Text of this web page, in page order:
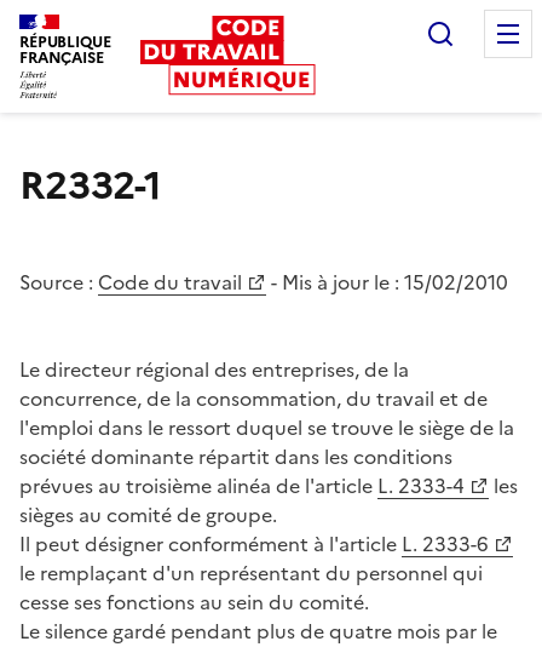
RÉPUBLIQUE
FRANÇAISE
R2332-1
Source : Code du travail - Mis à jour le : 15/02/2010
Le directeur régional des entreprises, de la
concurrence, de la consommation, du travail et de
l'emploi dans le ressort duquel se trouve le siège de la
société dominante répartit dans les conditions
prévues au troisième alinéa de l'article L. 2333-4
les
sièges au comité de groupe.
Il peut désigner conformément à l'article L. 2333-6
le remplaçant d'un représentant du personnel qui
cesse ses fonctions au sein du comité.
Le silence gardé pendant plus de quatre mois par le